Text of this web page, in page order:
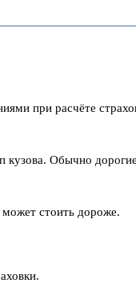
при расчёте
кузова. Обычно
стоить дороже.